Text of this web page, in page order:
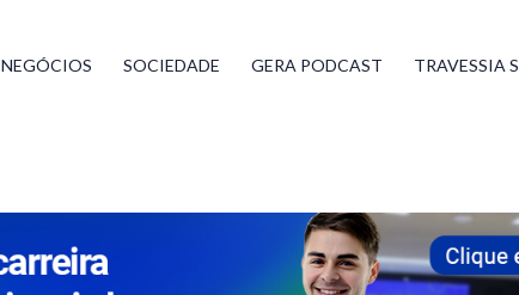
NEGÓCIOS SOCIEDADE GERA PODCAST TRAVESSIA